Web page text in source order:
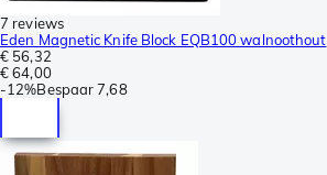
7 reviews
Eden Magnetic Knife Block EQB100 walnoothout
€ 56,32
€ 64,00
-12%Bespaar 7,68